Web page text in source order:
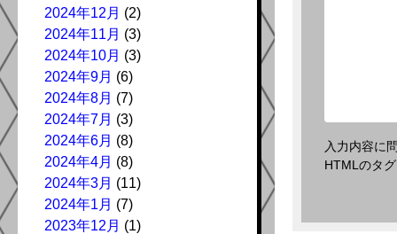
2024年12月 (2)
2024年11月 (3)
2024年10月 (3)
2024年9月 (6)
2024年8月 (7)
2024年7月 (3)
2024年6月 (8)
2024年4月 (8)
2024年3月 (11)
2024年1月 (7)
2023年12月 (1)
入力内容に
HTMLのタ